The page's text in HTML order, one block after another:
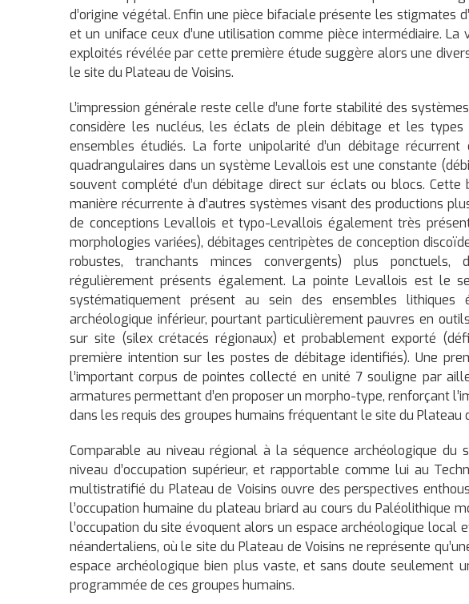
d’origine végétal. Enfin une pièce bifaciale présente les stigmates
et un uniface ceux d’une utilisation comme pièce intermédiaire.
exploités révélée par cette première étude suggère alors une
le site du Plateau de Voisins.
L’impression générale reste celle d’une forte stabilité des
considère les nucléus, les éclats de plein débitage et les types
ensembles étudiés. La forte unipolarité d’un débitage
quadrangulaires dans un système Levallois est une constante
souvent complété d’un débitage direct sur éclats ou blocs. Cette
manière récurrente à d’autres systèmes visant des productions
de conceptions Levallois et typo-Levallois également très
morphologies variées), débitages centripètes de conception
robustes, tranchants minces convergents) plus ponctuels,
régulièrement présents également. La pointe Levallois est le
systématiquement présent au sein des ensembles lithiques
archéologique inférieur, pourtant particulièrement pauvres en
sur site (silex crétacés régionaux) et probablement exporté
première intention sur les postes de débitage identifiés). Une
l’important corpus de pointes collecté en unité 7 souligne par
armatures permettant d’en proposer un morpho-type, renforçant
dans les requis des groupes humains fréquentant le site du Plateau
Comparable au niveau régional à la séquence archéologique du
niveau d’occupation supérieur, et rapportable comme lui au
multistratifié du Plateau de Voisins ouvre des perspectives
l’occupation humaine du plateau briard au cours du Paléolithique
l’occupation du site évoquent alors un espace archéologique local
néandertaliens, où le site du Plateau de Voisins ne représente
espace archéologique bien plus vaste, et sans doute seulement
programmée de ces groupes humains.